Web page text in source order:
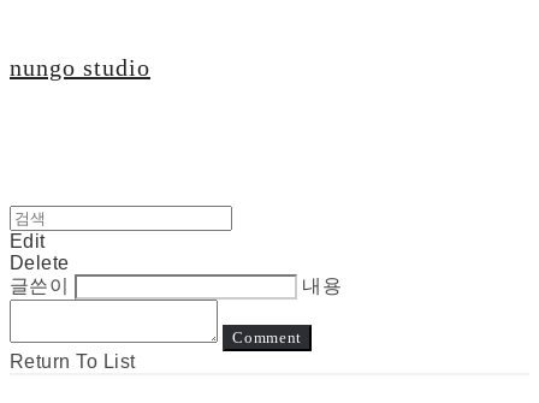
nungo studio
Edit
Delete
글쓴이
내용
Comment
Return To List